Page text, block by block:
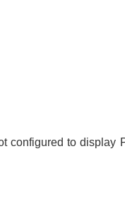
configured to display